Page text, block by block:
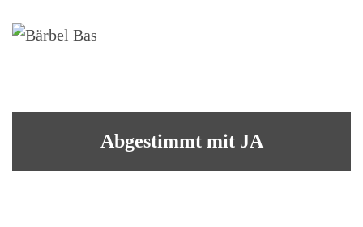
Abgestimmt mit JA